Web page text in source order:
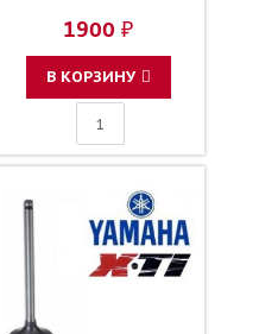
1900 ₽
В КОРЗИНУ